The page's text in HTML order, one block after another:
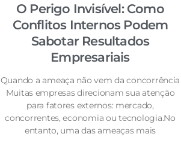
O Perigo Invisível: Como
Conflitos Internos Podem
Sabotar Resultados
Empresariais
Quando a ameaça não vem da concorrência
Muitas empresas direcionam sua atenção
para fatores externos: mercado,
concorrentes, economia ou tecnologia.No
entanto, uma das ameaças mais